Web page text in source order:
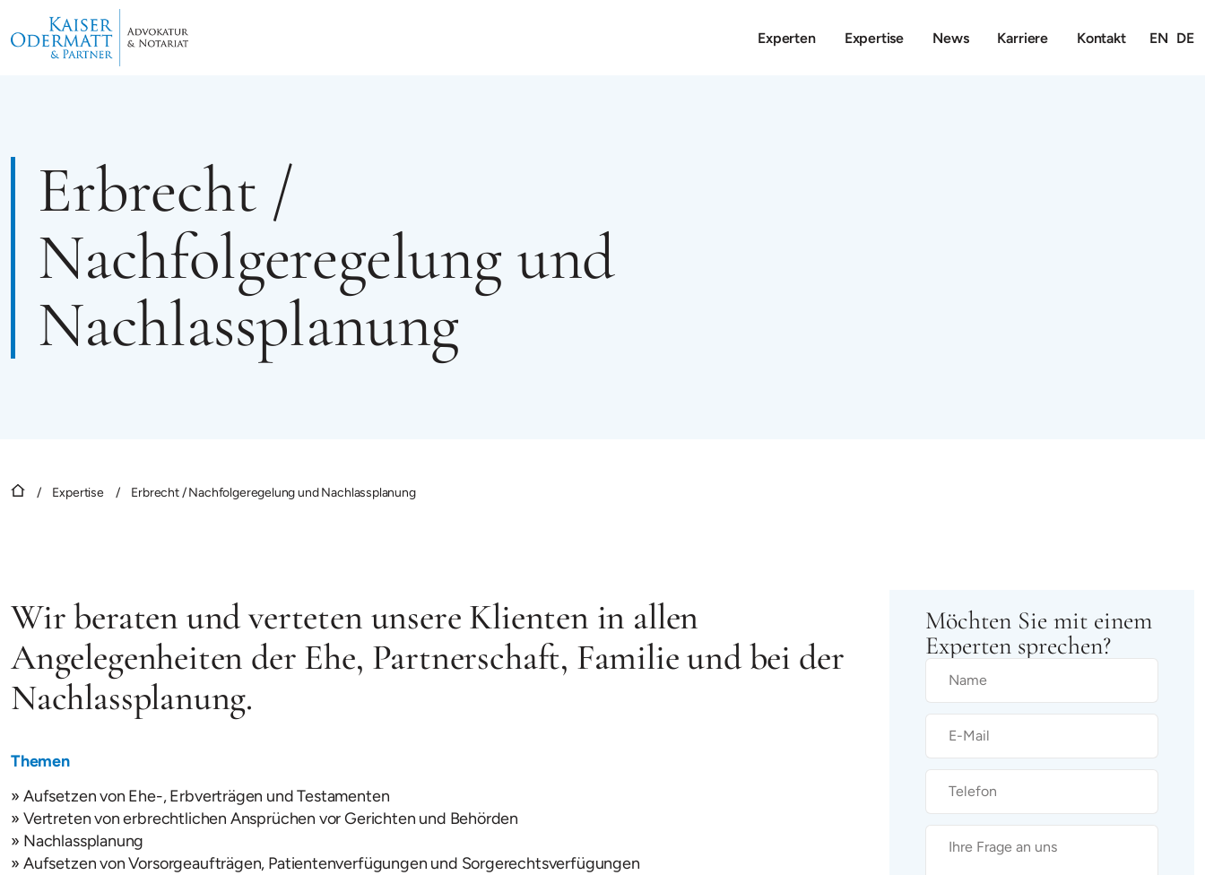
Experten Expertise News Karriere Kontakt EN DE
Erbrecht /
Nachfolgeregelung und
Nachlassplanung
/ Expertise / Erbrecht / Nachfolgeregelung und Nachlassplanung
Wir beraten und verteten unsere Klienten in allen
Angelegenheiten der Ehe, Partnerschaft, Familie und bei der
Nachlassplanung.
Themen
Aufsetzen von Ehe-, Erbverträgen und Testamenten
Vertreten von erbrechtlichen Ansprüchen vor Gerichten und Behörden
Nachlassplanung
Aufsetzen von Vorsorgeaufträgen, Patientenverfügungen und Sorgerechtsverfügungen
Möchten Sie mit einem
Experten sprechen?